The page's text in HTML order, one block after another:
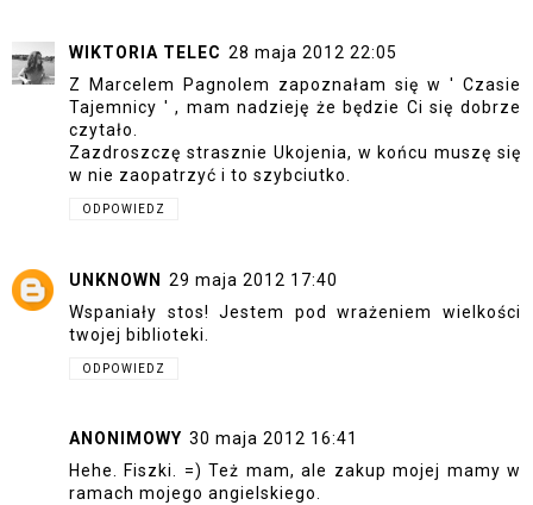
WIKTORIA TELEC 28 maja 2012 22:05
Z Marcelem Pagnolem zapoznałam się w ' Czasie
Tajemnicy ' , mam nadzieję że będzie Ci się dobrze
czytało.
Zazdroszczę strasznie Ukojenia, w końcu muszę się
w nie zaopatrzyć i to szybciutko.
ODPOWIEDZ
UNKNOWN 29 maja 2012 17:40
Wspaniały stos! Jestem pod wrażeniem wielkości
twojej biblioteki.
ODPOWIEDZ
ANONIMOWY 30 maja 2012 16:41
Hehe. Fiszki. =) Też mam, ale zakup mojej mamy w
ramach mojego angielskiego.